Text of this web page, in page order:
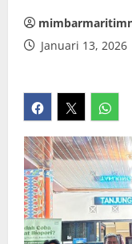
Januari 13, 2026